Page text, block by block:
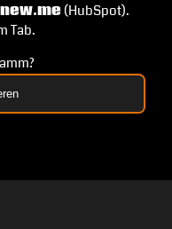
(HubSpot).
Tab.